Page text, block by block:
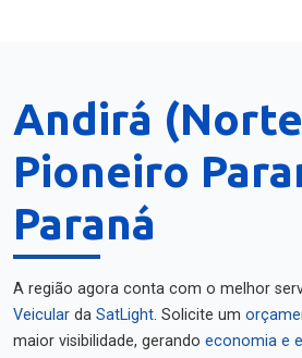
Andirá (Norte
Pioneiro
Paraná
A região agora conta com o melhor
Veicular da SatLight. Solicite um
maior visibilidade, gerando economia e